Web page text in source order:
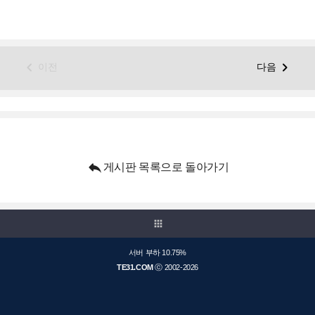
다음 
 게시판 목록으로 돌아가기
apps
서버 부하 10.75%
TE31.COMⓒ 2002-2026